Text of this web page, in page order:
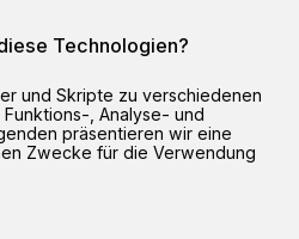
Technologien?
und Skripte zu verschiedenen
, Analyse- und
präsentieren wir eine
Zwecke für die Verwendung